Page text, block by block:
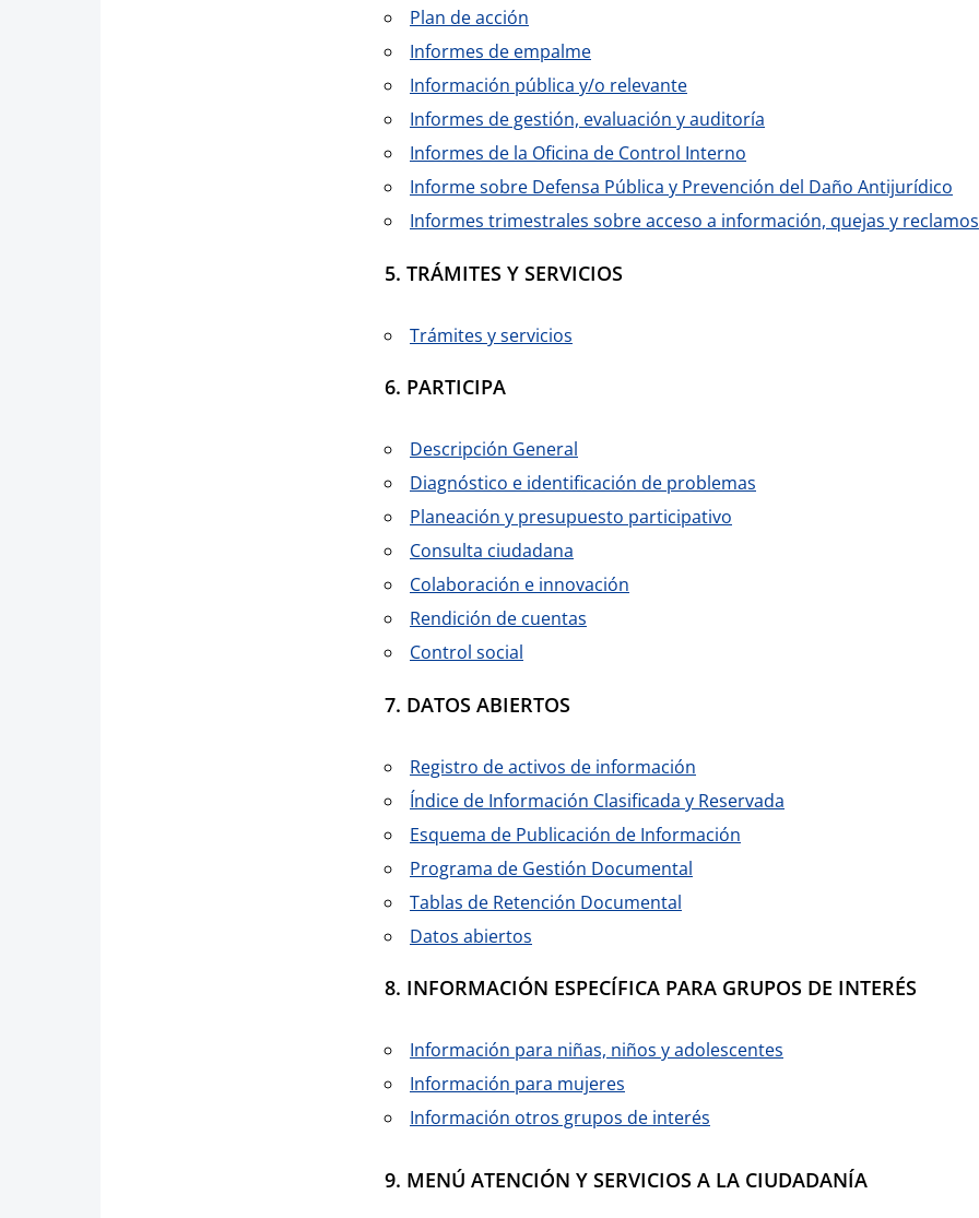
Plan de acción
Informes de empalme
Información pública y/o relevante
Informes de gestión, evaluación y auditoría
Informes de la Oficina de Control Interno
Informe sobre Defensa Pública y Prevención del Daño Antijurídico
Informes trimestrales sobre acceso a información, quejas y reclamos
5. TRÁMITES Y SERVICIOS
Trámites y servicios
6. PARTICIPA
Descripción General
Diagnóstico e identificación de problemas
Planeación y presupuesto participativo
Consulta ciudadana
Colaboración e innovación
Rendición de cuentas
Control social
7. DATOS ABIERTOS
Registro de activos de información
Índice de Información Clasificada y Reservada
Esquema de Publicación de Información
Programa de Gestión Documental
Tablas de Retención Documental
Datos abiertos
8. INFORMACIÓN ESPECÍFICA PARA GRUPOS DE INTERÉS
Información para niñas, niños y adolescentes
Información para mujeres
Información otros grupos de interés
9. MENÚ ATENCIÓN Y SERVICIOS A LA CIUDADANÍA